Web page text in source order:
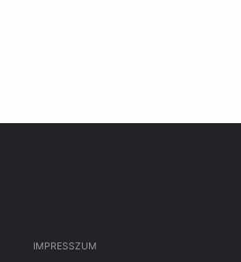
IMPRESSZUM